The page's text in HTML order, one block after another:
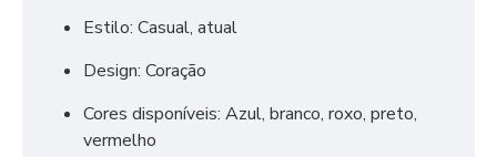
Estilo: Casual, atual
Design: Coração
Cores disponíveis: Azul, branco, roxo, preto,
vermelho